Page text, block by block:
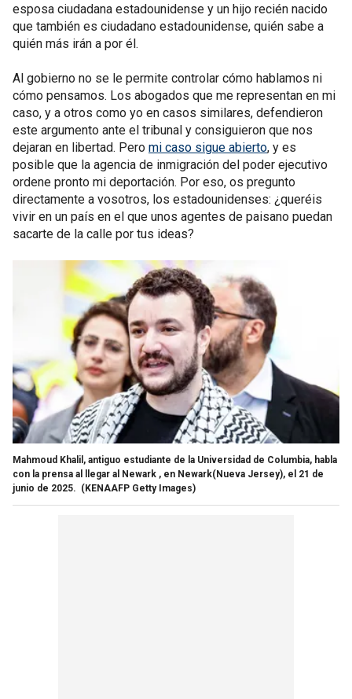
esposa ciudadana estadounidense y un hijo recién nacido
que también es ciudadano estadounidense, quién sabe a
quién más irán a por él.
Al gobierno no se le permite controlar cómo hablamos ni
cómo pensamos. Los abogados que me representan en mi
caso, y a otros como yo en casos similares, defendieron
este argumento ante el tribunal y consiguieron que nos
dejaran en libertad. Pero mi caso sigue abierto, y es
posible que la agencia de inmigración del poder ejecutivo
ordene pronto mi deportación. Por eso, os pregunto
directamente a vosotros, los estadounidenses: ¿queréis
vivir en un país en el que unos agentes de paisano puedan
sacarte de la calle por tus ideas?
Mahmoud Khalil, antiguo estudiante de la Universidad de Columbia, habla
con la prensa al llegar al Newark , en Newark(Nueva Jersey), el 21 de
junio de 2025. (KENAAFP Getty Images)